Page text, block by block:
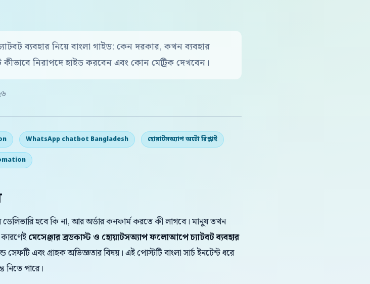
ব্যবহার নিয়ে বাংলা গাইড: কেন দরকার, কখন ব্যবহার
নিরাপদে হাইড করবেন এবং কোন মেট্রিক দেখবেন।
WhatsApp chatbot Bangladesh হোয়াটসঅ্যাপ অটো রিপ্লাই
হবে কি না, আর অর্ডার কনফার্ম করতে কী লাগবে। মানুষ তখন
মেসেঞ্জার ব্রডকাস্ট ও হোয়াটসঅ্যাপ ফলোআপে চ্যাটবট ব্যবহার
এবং গ্রাহক অভিজ্ঞতার বিষয়। এই পোস্টটি বাংলা সার্চ ইনটেন্ট ধরে
নিতে পারে।